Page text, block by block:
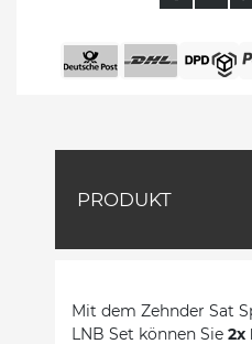
PRODUKT
Mit dem Zehnder Sat
LNB Set können Sie 2x